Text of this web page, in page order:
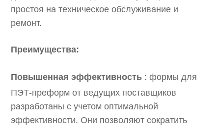
простоя на техническое обслуживание и
ремонт.
Преимущества:
Повышенная эффективность : формы для
ПЭТ-преформ от ведущих поставщиков
разработаны с учетом оптимальной
эффективности. Они позволяют сократить